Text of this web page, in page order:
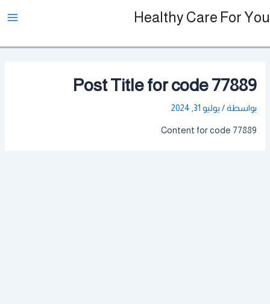
إلى
Healthy Care For You
Post Title for code 77889
بواسطة / يوليو 31, 2024
Content for code 77889